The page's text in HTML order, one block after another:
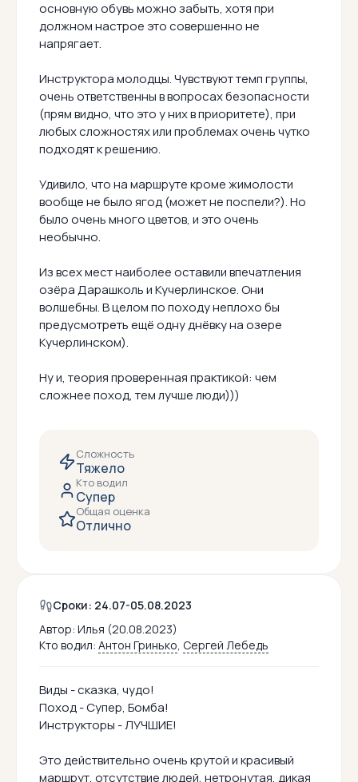
основную обувь можно забыть, хотя при
должном настрое это совершенно не
напрягает.
Инструктора молодцы. Чувствуют темп группы,
очень ответственны в вопросах безопасности
(прям видно, что это у них в приоритете), при
любых сложностях или проблемах очень чутко
подходят к решению.
Удивило, что на маршруте кроме жимолости
вообще не было ягод (может не поспели?). Но
было очень много цветов, и это очень
необычно.
Из всех мест наиболее оставили впечатления
озёра Дарашколь и Кучерлинское. Они
волшебны. В целом по походу неплохо бы
предусмотреть ещё одну днёвку на озере
Кучерлинском).
Ну и, теория проверенная практикой: чем
сложнее поход, тем лучше люди)))
Сложность
Тяжело
Кто водил
Супер
Общая оценка
Отлично
Сроки: 24.07-05.08.2023
Автор: Илья (20.08.2023)
Кто водил: Антон Гринько, Сергей Лебедь
Виды - сказка, чудо!
Поход - Супер, Бомба!
Инструкторы - ЛУЧШИЕ!
Это действительно очень крутой и красивый
маршрут, отсутствие людей, нетронутая, дикая